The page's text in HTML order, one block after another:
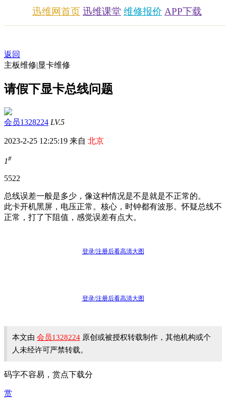
迅维网首页 迅维课堂 维修报价 APP下载
返回
主板维修|显卡维修
请假下显卡总线问题
会员1328224 LV.5
2023-2-25 12:25:19 来自 北京
1#
5522
总线误差一般是多少，像这种情况是不是就是不正常的。
此卡开机黑屏，电压正常。核心，时钟都有波形。怀疑总线不
正常，打了下阻值，感觉误差有点大。
登录/注册后看高清大图
登录/注册后看高清大图
本文由 会员1328224 原创或被授权转载制作，其他机构或个
人未经许可严禁转载。
码字不容易，赏点下载分
赏